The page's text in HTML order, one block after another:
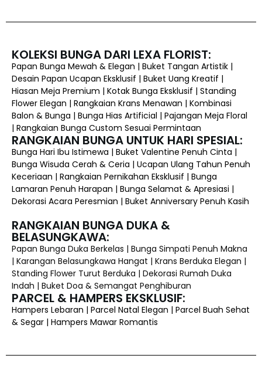
KOLEKSI BUNGA DARI LEXA FLORIST:
Papan Bunga Mewah & Elegan | Buket Tangan Artistik |
Desain Papan Ucapan Eksklusif | Buket Uang Kreatif |
Hiasan Meja Premium | Kotak Bunga Eksklusif | Standing
Flower Elegan | Rangkaian Krans Menawan | Kombinasi
Balon & Bunga | Bunga Hias Artificial | Pajangan Meja Floral
| Rangkaian Bunga Custom Sesuai Permintaan
RANGKAIAN BUNGA UNTUK HARI SPESIAL:
Bunga Hari Ibu Istimewa | Buket Valentine Penuh Cinta |
Bunga Wisuda Cerah & Ceria | Ucapan Ulang Tahun Penuh
Keceriaan | Rangkaian Pernikahan Eksklusif | Bunga
Lamaran Penuh Harapan | Bunga Selamat & Apresiasi |
Dekorasi Acara Peresmian | Buket Anniversary Penuh Kasih
RANGKAIAN BUNGA DUKA &
BELASUNGKAWA:
Papan Bunga Duka Berkelas | Bunga Simpati Penuh Makna
| Karangan Belasungkawa Hangat | Krans Berduka Elegan |
Standing Flower Turut Berduka | Dekorasi Rumah Duka
Indah | Buket Doa & Semangat Penghiburan
PARCEL & HAMPERS EKSKLUSIF:
Hampers Lebaran | Parcel Natal Elegan | Parcel Buah Sehat
& Segar | Hampers Mawar Romantis